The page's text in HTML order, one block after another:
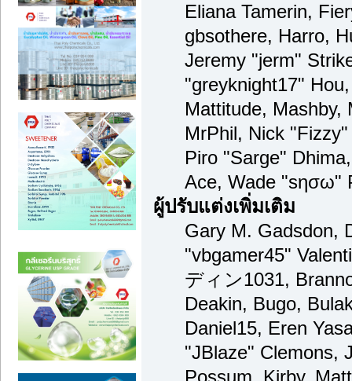
Eliana Tamerin,
gbsothere, Harro,
Jeremy "jerm"
"greyknight17"
Mattitude, Mashby,
MrPhil, Nick
Piro "Sarge"
Ace, Wade "sησω"
ผู้ปรับแต่งเพิ่มเติม
Gary M. Gadsdon,
"vbgamer45"
ディン1031,
Deakin, Bugo,
Daniel15, Eren
"JBlaze" Clemons,